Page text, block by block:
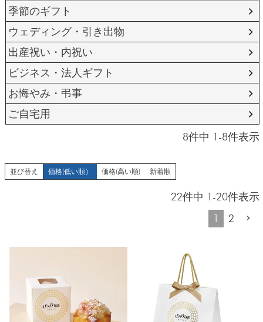
季節のギフト
ウェディング・引き出物
出産祝い・内祝い
ビジネス・法人ギフト
お悔やみ・弔事
ご自宅用
8件中 1 -8件表示
並び替え 価格(低い順） 価格(高い順) 新着順
22件中 1 -20件表示
1
2